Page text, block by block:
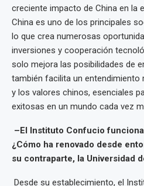
creciente impacto de China en la
China es uno de los principales
lo que crea numerosas
inversiones y cooperación
solo mejora las posibilidades de
también facilita un
y los valores chinos, esenciales
exitosas en un mundo cada vez
–El Instituto Confucio
¿Cómo ha renovado desde
su contraparte, la Universidad
Desde su establecimiento, el